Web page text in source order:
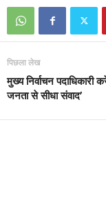
पिछला लेख
मुख्य निर्वाचन पदाधिकारी
जनता से सीधा संवाद’